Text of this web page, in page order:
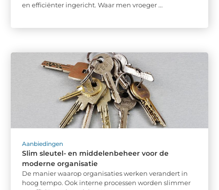
en efficiënter ingericht. Waar men vroeger ...
Aanbiedingen
Slim sleutel- en middelenbeheer voor de
moderne organisatie
De manier waarop organisaties werken verandert in
hoog tempo. Ook interne processen worden slimmer